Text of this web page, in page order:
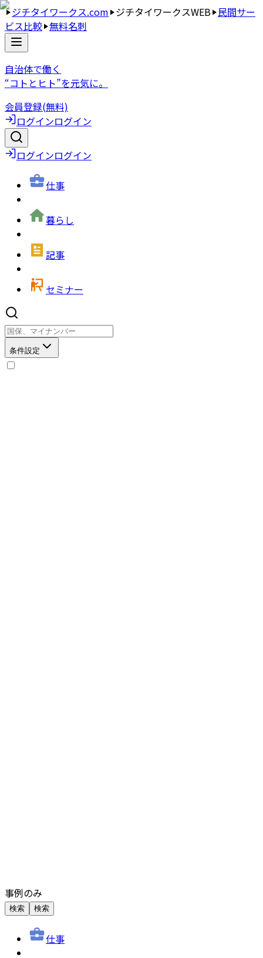
ジチタイワークス.com ジチタイワークスWEB 民間サー
ビス比較 無料名刺
自治体で働く
“コトとヒト”を元気に。
会員登録(無料)
ログインログイン
ログインログイン
仕事
暮らし
記事
セミナー
条件設定
事例のみ
検索 検索
仕事